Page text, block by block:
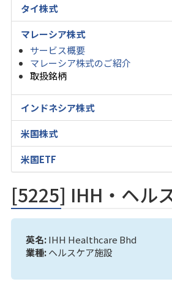
タイ株式
マレーシア株式
サービス概要
マレーシア株式のご紹介
取扱銘柄
インドネシア株式
米国株式
米国ETF
[5225] IHH・ヘル
英名:IHH Healthcare Bhd
業種:ヘルスケア施設